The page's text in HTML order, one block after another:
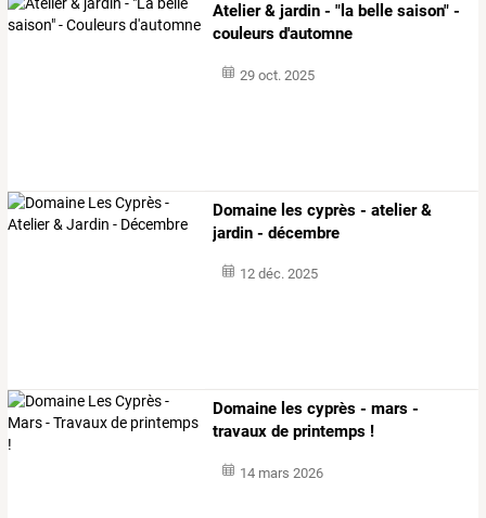
Atelier & jardin - "la belle saison" -
couleurs d'automne
29 oct. 2025
Domaine les cyprès - atelier &
jardin - décembre
12 déc. 2025
Domaine les cyprès - mars -
travaux de printemps !
14 mars 2026